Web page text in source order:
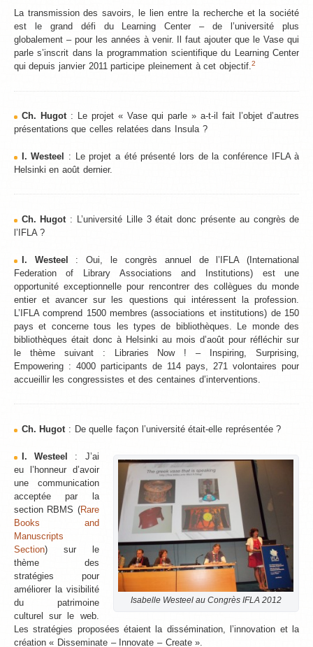
La transmission des savoirs, le lien entre la recherche et la société
est le grand défi du Learning Center – de l’université plus
globalement – pour les années à venir. Il faut ajouter que le Vase qui
parle s’inscrit dans la programmation scientifique du Learning Center
qui depuis janvier 2011 participe pleinement à cet objectif.2
Ch. Hugot: Le projet « Vase qui parle » a-t-il fait l’objet d’autres
présentations que celles relatées dans Insula ?
I. Westeel
: Le projet a été présenté lors de la conférence IFLA à
Helsinki en août dernier.
Ch. Hugot: L’université Lille 3 était donc présente au congrès de
l’IFLA ?
I. Westeel
: Oui, le congrès annuel de l’IFLA (International
Federation of Library Associations and Institutions) est une
opportunité exceptionnelle pour rencontrer des collègues du monde
entier et avancer sur les questions qui intéressent la profession.
L’IFLA comprend 1500 membres (associations et institutions) de 150
pays et concerne tous les types de bibliothèques. Le monde des
bibliothèques était donc à Helsinki au mois d’août pour réfléchir sur
le thème suivant : Libraries Now ! – Inspiring, Surprising,
Empowering : 4000 participants de 114 pays, 271 volontaires pour
accueillir les congressistes et des centaines d’interventions.
Ch. Hugot : De quelle façon l’université était-elle représentée ?
Isabelle Westeel au Congrès IFLA 2012
I. Westeel : J’ai
eu l’honneur d’avoir
une communication
acceptée par la
section RBMS (Rare
Books and
Manuscripts
Section) sur le
thème des
stratégies pour
améliorer la visibilité
du patrimoine
culturel sur le web.
Les stratégies proposées étaient la dissémination, l’innovation et la
création « Disseminate – Innovate – Create ».